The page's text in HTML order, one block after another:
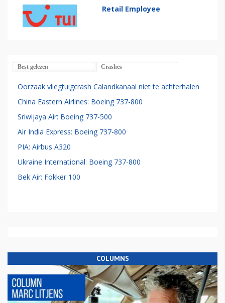
Retail Employee
Best gelezen Crashes
Oorzaak vliegtuigcrash Calandkanaal niet te achterhalen
China Eastern Airlines: Boeing 737-800
Sriwijaya Air: Boeing 737-500
Air India Express: Boeing 737-800
PIA: Airbus A320
Ukraine International: Boeing 737-800
Bek Air: Fokker 100
COLUMNS